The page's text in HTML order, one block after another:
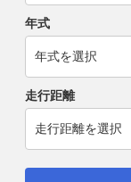
年式
走行距離